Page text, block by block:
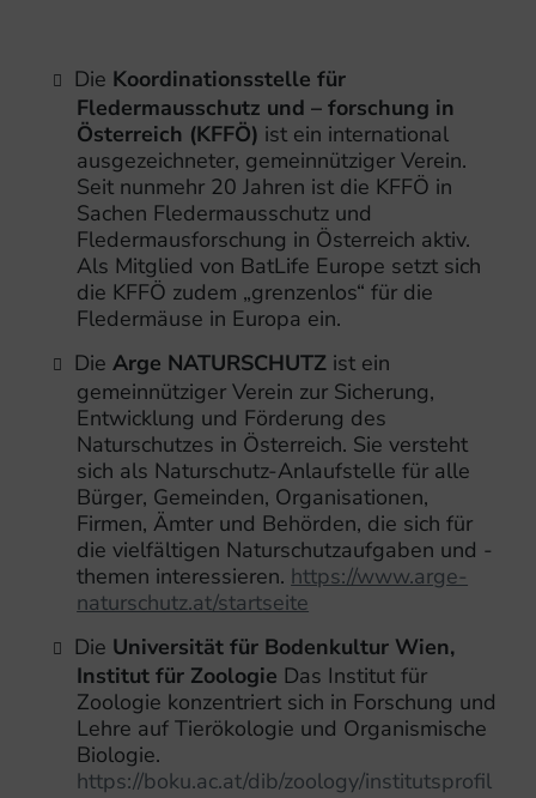
Die Koordinationsstelle für
Fledermausschutz und – forschung in
Österreich (KFFÖ) ist ein international
ausgezeichneter, gemeinnütziger Verein.
Seit nunmehr 20 Jahren ist die KFFÖ in
Sachen Fledermausschutz und
Fledermausforschung in Österreich aktiv.
Als Mitglied von BatLife Europe setzt sich
die KFFÖ zudem „grenzenlos“ für die
Fledermäuse in Europa ein.
Die Arge NATURSCHUTZ ist ein
gemeinnütziger Verein zur Sicherung,
Entwicklung und Förderung des
Naturschutzes in Österreich. Sie versteht
sich als Naturschutz-Anlaufstelle für alle
Bürger, Gemeinden, Organisationen,
Firmen, Ämter und Behörden, die sich für
die vielfältigen Naturschutzaufgaben und -
themen interessieren. https://www.arge-
naturschutz.at/startseite
Die Universität für Bodenkultur Wien,
Institut für Zoologie Das Institut für
Zoologie konzentriert sich in Forschung und
Lehre auf Tierökologie und Organismische
Biologie.
https://boku.ac.at/dib/zoology/institutsprofil